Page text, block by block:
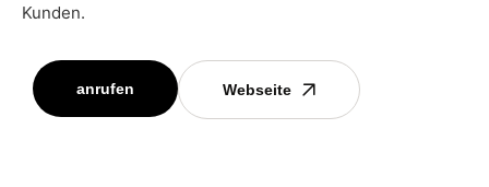
Kunden.
anrufen Webseite